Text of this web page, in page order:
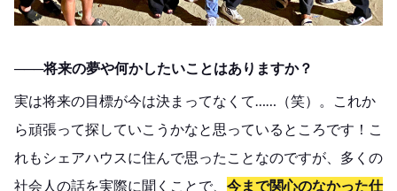
───将来の夢や何かしたいことはありますか？
実は将来の目標が今は決まってなくて……（笑）。これか
ら頑張って探していこうかなと思っているところです！こ
れもシェアハウスに住んで思ったことなのですが、多くの
社会人の話を実際に聞くことで、 今まで関心のなかった仕